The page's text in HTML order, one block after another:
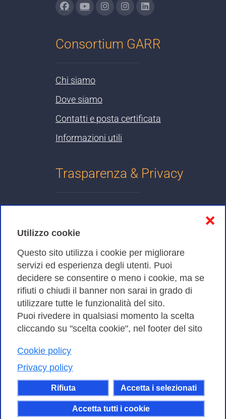
Utilizzo cookie
Questo sito utilizza i cookie per migliorare
servizi ed esperienza degli utenti. Puoi
decidere se consentire o meno i cookie, ma se
rifiuti o chiudi il banner non sarai in grado di
utilizzare tutte le funzionalità del sito.
Puoi rivedere in qualsiasi momento la scelta
cliccando su "scelta cookie", nel footer del sito
Cookie policy
Privacy policy
Rifiuta Accetta i selezionati
Accetta tutti i cookie
❌
Consortium GARR
Chi siamo
Dove siamo
Contatti e posta certificata
Informazioni utili
Trasparenza & Privacy
Cookies Policy
Amministrazione trasparente
Bandi di Gara
Consortium GARR - Via dei Tizii, 6 - 00185 Roma | Tel.
| CF 97284570583 – PI 07577141000 | Codice
Destinatario 7EU9KEU |
Il contenuto di questo sito e' rilasciato, tranne dove
altrimenti indicato, secondo i termini della licenza
Creative Commons